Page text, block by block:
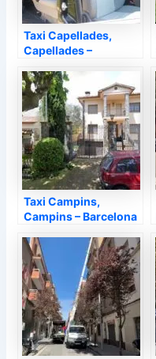
Taxi Capellades,
Capellades –
Taxi Campins,
Campins – Barcelona